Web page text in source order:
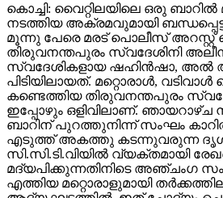
കൊച്ചി: വൈറ്റിലയിലെ ഒരു
നടത്തിയ അക്രമവുമായി
മൂന്നു പേരെ മരട് പൊലീസ്
തിരുവനന്തപുരം സ്വദേശിനി
സ്വദേശികളായ ഷഹിന്‍ഷാ, അല്‍
പിടിയിലായത്. മറ്റൊരാള്‍,
കണ്ടെത്തിയ തിരുവനന്തപുരം
ഇപ്പോഴും ഒളിവിലാണ്. ഞായറാഴ്ച
ബാറിന് പുറത്തുനിന്ന് സംഘം കാറില്‍
എടുത്ത് അകത്തു കടന്നുവരുന്ന
സി.സി.ടി.വിയില്‍ വ്യക്തമായി
മദ്യപിക്കുന്നതിനിടെ അഞ്ചംഗ
എത്തിയ മറ്റൊരാളുമായി